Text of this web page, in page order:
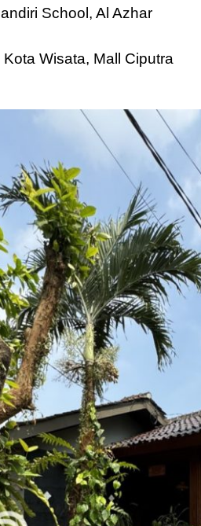
School, Al Azhar
Wisata, Mall Ciputra